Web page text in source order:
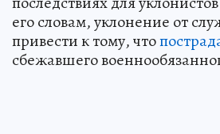
его словам, уклонение от
привести к тому, что
сбежавшего